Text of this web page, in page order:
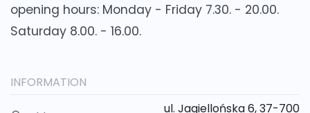
opening hours: Monday - Friday 7.30. - 20.00.
Saturday 8.00. - 16.00.
INFORMATION
ul. Jagiellońska 6, 37-700